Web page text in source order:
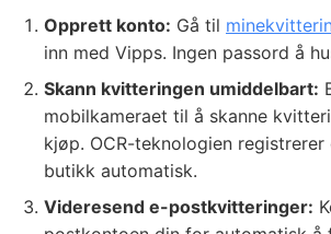
Opprett konto: Gå til
inn med Vipps. Ingen passord å
Skann kvitteringen umiddelbart:
mobilkameraet til å skanne
kjøp. OCR-teknologien
butikk automatisk.
Videresend e-postkvitteringer: